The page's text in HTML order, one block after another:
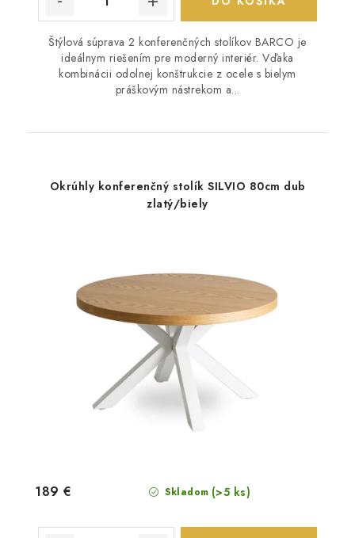
Štýlová súprava 2 konferenčných stolíkov BARCO je
ideálnym riešením pre moderný interiér. Vďaka
kombinácii odolnej konštrukcie z ocele s bielym
práškovým nástrekom a...
Okrúhly konferenčný stolík SILVIO 80cm dub
zlatý/biely
Skladom (>5 ks)
189 €